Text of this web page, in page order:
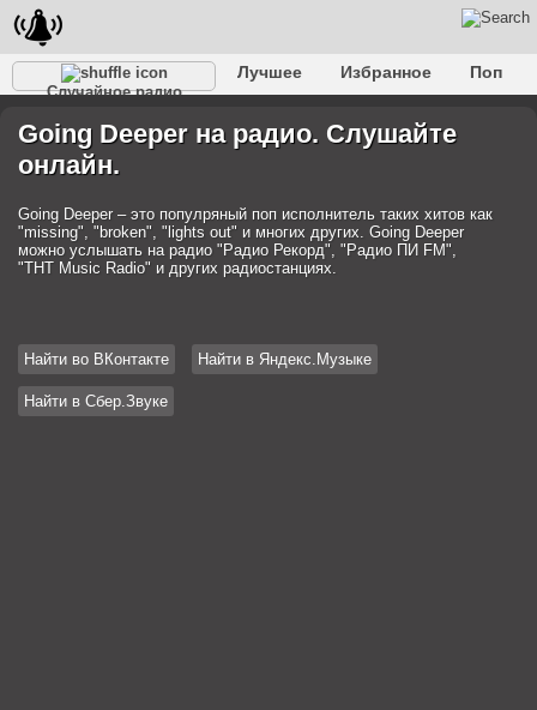
Случайное радио
Лучшее Избранное
Поп
Разговорное
Рэп Транс Дип-хаус
Фолк
Джаз
Детское
Going Deeper на радио. Слушайте
онлайн.
Going Deeper – это популряный поп исполнитель таких хитов как
"missing", "broken", "lights out" и многих других. Going Deeper
можно услышать на радио "Радио Рекорд", "Радио ПИ FM",
"ТНТ Music Radio" и других радиостанциях.
Найти во ВКонтакте Найти в Яндекс.Музыке
Найти в Сбер.Звуке